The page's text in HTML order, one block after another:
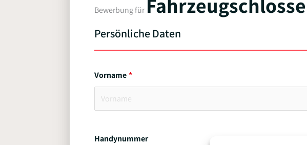
Bewerbung für
Persönliche Daten
Vorname
Handynummer